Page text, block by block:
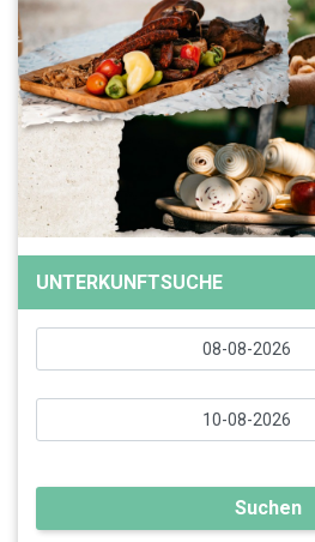
UNTERKUNFTSUCHE
Suchen